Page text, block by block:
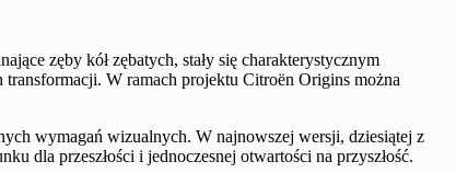
zęby kół zębatych, stały się charakterystycznym
W ramach projektu Citroën Origins można
wymagań wizualnych. W najnowszej wersji, dziesiątej z
dla przeszłości i jednoczesnej otwartości na przyszłość.